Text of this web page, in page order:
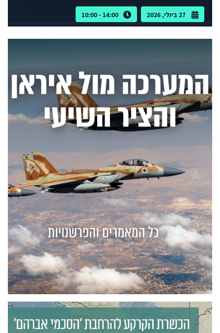
27 ביולי, 2026 14:00 - 10:00